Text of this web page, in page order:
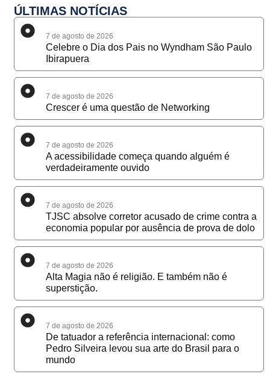
ÚLTIMAS NOTÍCIAS
7 de agosto de 2026
Celebre o Dia dos Pais no Wyndham São Paulo
Ibirapuera
7 de agosto de 2026
Crescer é uma questão de Networking
7 de agosto de 2026
A acessibilidade começa quando alguém é
verdadeiramente ouvido
7 de agosto de 2026
TJSC absolve corretor acusado de crime contra a
economia popular por ausência de prova de dolo
7 de agosto de 2026
Alta Magia não é religião. E também não é
superstição.
7 de agosto de 2026
De tatuador a referência internacional: como
Pedro Silveira levou sua arte do Brasil para o
mundo